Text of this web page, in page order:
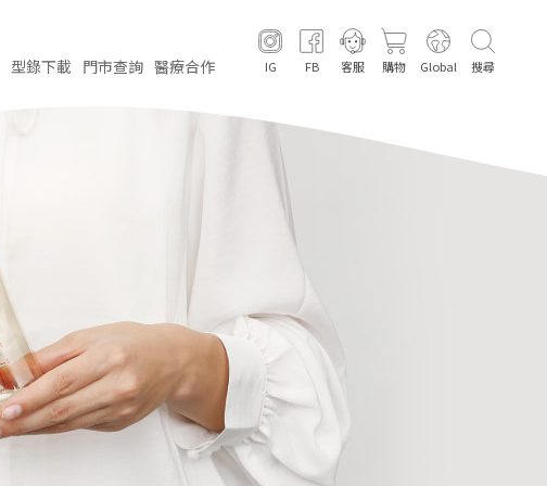
型錄下載 門市查詢 醫療合作 IG FB 客服 購物 Global 搜尋